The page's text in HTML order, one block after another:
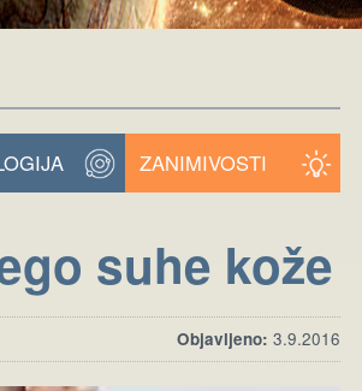
ZANIMIVOSTI
suhe kože
Objavljeno: 3.9.2016